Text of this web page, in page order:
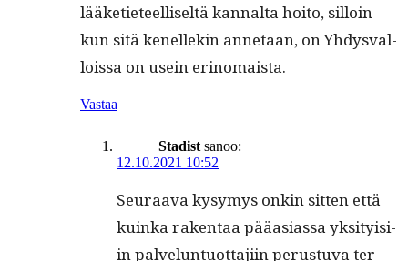
lääketi­eteel­liseltä kannal­ta hoito, sil­loin
kun sitä kenellekin annetaan, on Yhdys­val­
lois­sa on usein erinomaista.
Vastaa
Stadist sanoo:
12.10.2021 10:52
Seu­raa­va kysymys onkin sit­ten että
kuin­ka rak­en­taa pääasi­as­sa yksi­ty­isi­
in palvelun­tuot­ta­ji­in perus­tu­va ter­